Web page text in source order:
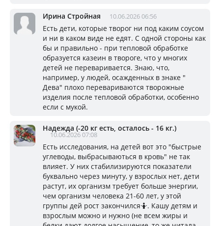
Ирина Стройная 10.06.2026 06:56
Есть дети, которые творог ни под каким соусом
и ни в каком виде не едят. С одной стороны как
бы и правильно - при тепловой обработке
образуется казеин в твороге, что у многих
детей не переваривается. Знаю, что,
например, у людей, осажденных в знаке "
Дева" плохо перевариваются творожные
изделия после тепловой обработки, особенно
если с мукой.
Надежда (-20 кг есть, осталось - 16 кг.)
10.06.2026 07:08
Есть исследования, на детей вот это "быстрые
углеводы, выбрасываються в кровь" не так
влияет. У них стабилизируются показатели
буквально через минуту, у взрослых нет, дети
растут, их организм требует больше энергии,
чем организм человека 21-60 лет, у этой
группы дей рост закончился🤷. Кашу детям и
взрослым можно и нужно (не всем жиры и